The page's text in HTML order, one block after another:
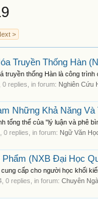
>
Truyền Thống Hàn
truyền thống Hàn là công
, 0 replies, in forum: Nghiên Cứu
Những Khả Năng
tổng thể của "lý luận và phê
, 0 replies, in forum: Ngữ Văn
(NXB Đại Học
cấp cho người học khối
, 0 replies, in forum:Chuyên